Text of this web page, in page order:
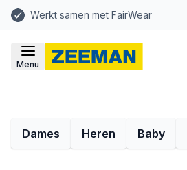
Werkt samen met FairWear
Menu
Dames Heren Baby